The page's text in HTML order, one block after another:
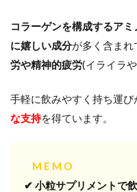
コラーゲンを構成するアミ
に嬉しい成分が多く含まれ
労や精神的疲労(イライラ
手軽に飲みやすく持ち運び
な支持を得ています。
M E M O
✔ 小粒サプリメントで